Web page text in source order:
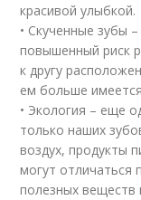
красивой улыбкой.
• Скученные зубы
повышенный риск
к другу
ем больше
• Экология – еще
только наших
воздух, продукты
могут отличаться
полезных веществ